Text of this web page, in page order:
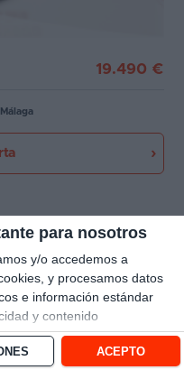
para nosotros
y/o accedemos a
y procesamos datos
e información estándar
y contenido
y contenido, investigación
Con su permiso, nosotros y
ACEPTO
19.490 €
Málaga